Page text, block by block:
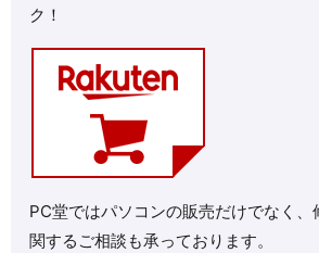
ク！
PC堂ではパソコンの販売だけでなく、
関するご相談も承っております。